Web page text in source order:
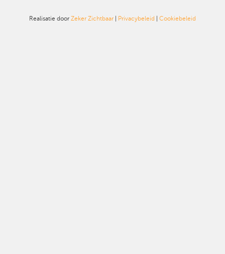
Realisatie door Zeker Zichtbaar Privacybeleid Cookiebeleid